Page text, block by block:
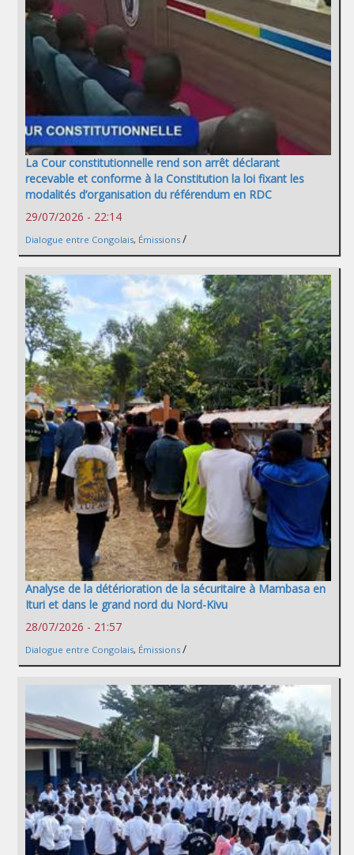
La Cour constitutionnelle rend son arrêt déclarant
recevable et conforme à la Constitution la loi fixant les
modalités d’organisation du référendum en RDC
29/07/2026 - 22:14
Dialogue entre Congolais, Émissions /
Analyse de la détérioration de la sécuritaire à Mambasa en
Ituri et dans le grand nord du Nord-Kivu
28/07/2026 - 21:57
Dialogue entre Congolais, Émissions /